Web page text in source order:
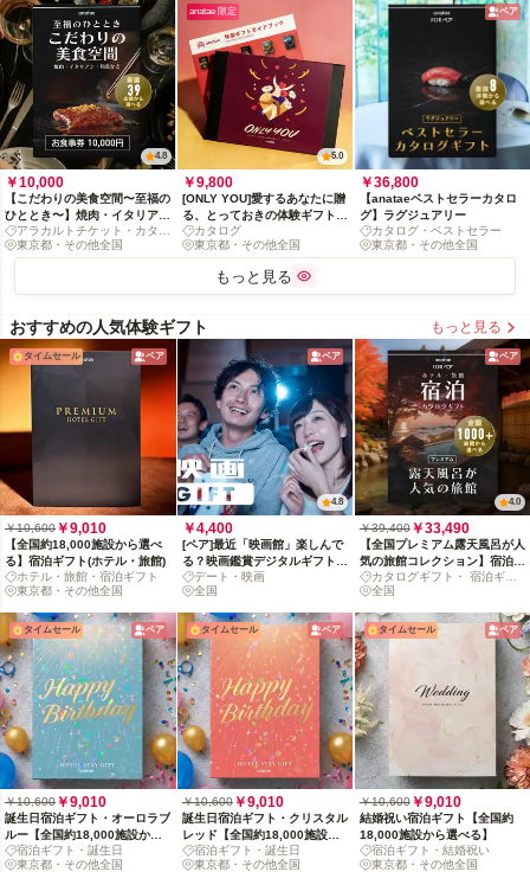
4.8
￥10,000
【こだわりの美食空間〜至福の
ひととき〜】焼肉・イタリア
ン・和食など、厳選39店舗か
ら選べるお食事券 10,000円
アラカルトチケット・カタロ
グ
東京都・その他全国
anatae 限定
5.0
￥9,800
[ONLY YOU]愛するあなたに贈
る、とっておきの体験ギフトコ
レクション
カタログ
東京都・その他全国
ペア
￥36,800
【anataeベストセラーカタロ
グ】ラグジュアリー
カタログ・ベストセラー
東京都・その他全国
もっと見る
おすすめの人気体験ギフト もっと見る
タイムセール ペア
￥10,600 ￥9,010
【全国約18,000施設から選べ
る】宿泊ギフト(ホテル・旅館)
ホテル・旅館・宿泊ギフト
東京都・その他全国
ペア
4.8
￥4,400
[ペア]最近「映画館」楽しんで
る？映画鑑賞デジタルギフトで
映画の没入体験を贈ろう
デート・映画
全国
ペア
4.0
￥39,400￥33,490
【全国プレミアム露天風呂が人
気の旅館コレクション】宿泊カ
タログギフト: 掲載数1,000+施
設〜
カタログギフト・ 宿泊ギフ
ト
全国
タイムセール ペア
￥10,600 ￥9,010
誕生日宿泊ギフト・オーロラブ
ルー【全国約18,000施設から
選べる】
宿泊ギフト・誕生日
東京都・その他全国
タイムセール ペア
￥10,600￥9,010
誕生日宿泊ギフト・クリスタル
レッド【全国約18,000施設か
ら選べる】
宿泊ギフト・誕生日
東京都・その他全国
タイムセール ペア
￥10,600￥9,010
結婚祝い宿泊ギフト【全国約
18,000施設から選べる】
宿泊ギフト・結婚祝い
東京都・その他全国